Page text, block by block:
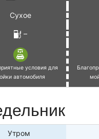
Сухое
–
условия для
автомобиля
Утром